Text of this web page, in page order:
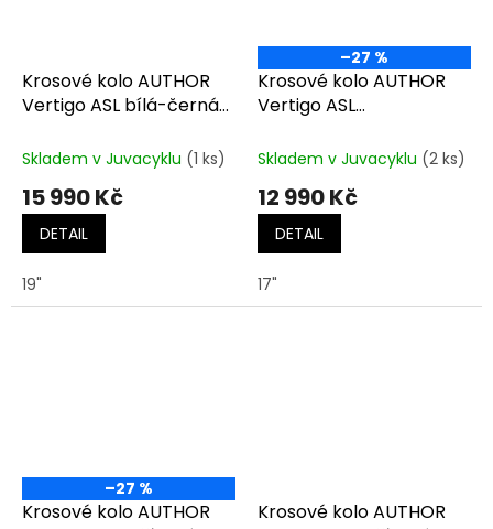
Krosové kolo AUTHOR
Vertigo ASL bílá-černá-
Skladem v Juvacyklu (1 ks)
15 990 Kč
DETAIL
19"
–27 %
Krosové kolo AUTHOR
Vertigo ASL
Skladem v Juvacyklu (2 ks)
12 990 Kč
DETAIL
17"
–27 %
Krosové kolo AUTHOR
Krosové kolo AUTHOR